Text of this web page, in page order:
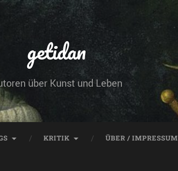
getidan
über Kunst und Leben
KRITIK ÜBER / IMPRESSUM